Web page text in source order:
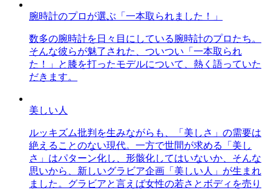
腕時計のプロが選ぶ「一本取られました！」
数多の腕時計を日々目にしている腕時計のプロたち。
そんな彼らが魅了された、ついつい「一本取られ
た！」と膝を打ったモデルについて、熱く語っていた
だきます。
美しい人
ルッキズム批判を生みながらも、「美しさ」の需要は
絶えることのない現代。一方で世間が求める「美し
さ」はパターン化し、形骸化してはいないか、そんな
思いから、新しいグラビア企画「美しい人」が生まれ
ました。グラビアと言えば女性の若さとボディを売り